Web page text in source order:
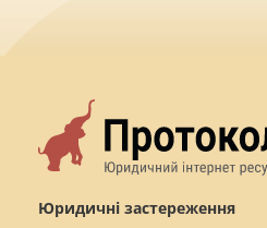
Юридичні застереження